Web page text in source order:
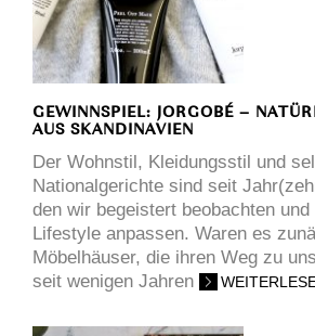
GEWINNSPIEL: JORGOBÉ –
AUS SKANDINAVIEN
Der Wohnstil, Kleidungsstil und
Nationalgerichte sind seit
den wir begeistert beobachten und
Lifestyle anpassen. Waren es
Möbelhäuser, die ihren Weg zu
seit wenigen Jahren